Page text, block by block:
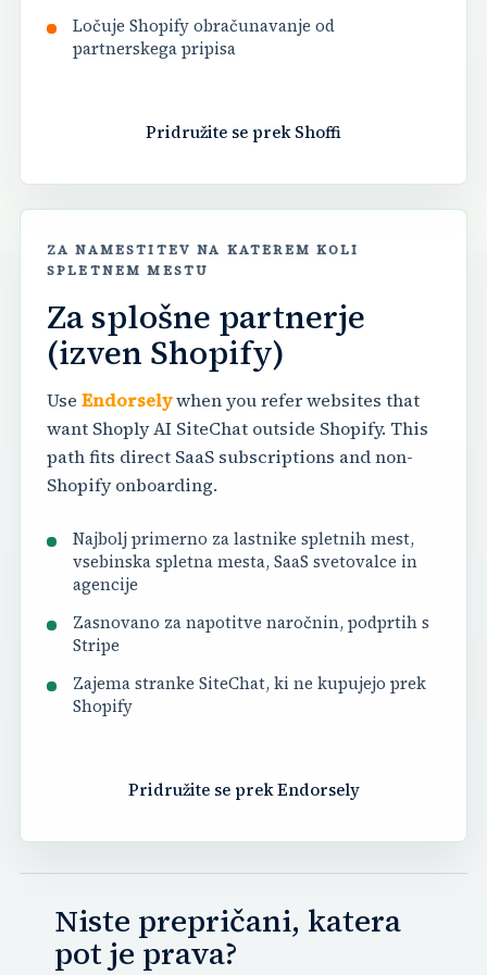
Ločuje Shopify obračunavanje od
partnerskega pripisa
Pridružite se prek Shoffi
ZA NAMESTITEV NA KATEREM KOLI
SPLETNEM MESTU
Za splošne partnerje
(izven Shopify)
Use Endorselywhen you refer websites that
want Shoply AI SiteChat outside Shopify. This
path fits direct SaaS subscriptions and non-
Shopify onboarding.
Najbolj primerno za lastnike spletnih mest,
vsebinska spletna mesta, SaaS svetovalce in
agencije
Zasnovano za napotitve naročnin, podprtih s
Stripe
Zajema stranke SiteChat, ki ne kupujejo prek
Shopify
Pridružite se prek Endorsely
Niste prepričani, katera
pot je prava?